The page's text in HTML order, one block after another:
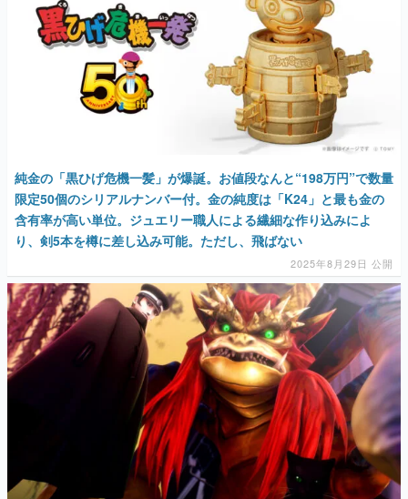
特集記事
マンガ
アプリレビュー
電ファミニコゲーマーとは？
運営：株式会社マレ
純金の「黒ひげ危機一髪」が爆誕。お値段なんと“198万円”で数量
限定50個のシリアルナンバー付。金の純度は「K24」と最も金の
含有率が高い単位。ジュエリー職人による繊細な作り込みによ
り、剣5本を樽に差し込み可能。ただし、飛ばない
2025年8月29日 公開